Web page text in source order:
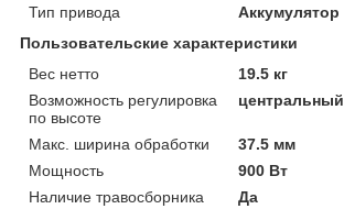
Тип привода
Аккумулятор
Пользовательские характеристики
Вес нетто
19.5 кг
Возможность регулировка
по высоте
центральный
Макс. ширина обработки
37.5 мм
Мощность
900 Вт
Наличие травосборника
Да